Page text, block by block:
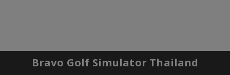
Bravo Golf Simulator Thailand